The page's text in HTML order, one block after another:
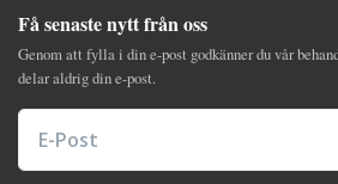
Få senaste nytt från oss
Genom att fylla i din e-post godkänner du vår
delar aldrig din e-post.